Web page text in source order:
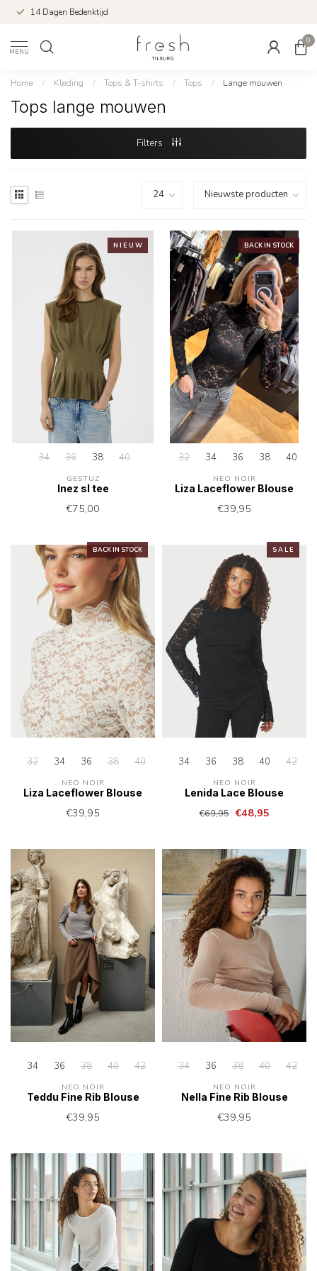
14 Dagen Bedenktijd
MENU
0
Home / Kleding / Tops & T-shirts / Tops / Lange mouwen
Tops lange mouwen
Filters
N I E U W
34 36 38 40
GESTUZ
Inez sl tee
€75,00
BACK IN STOCK
32 34 36 38 40
NEO NOIR
Liza Laceflower Blouse
€39,95
BACK IN STOCK
32 34 36 38 40
NEO NOIR
Liza Laceflower Blouse
€39,95
S A L E
34 36 38 40 42
NEO NOIR
Lenida Lace Blouse
€69,95 €48,95
34 36 38 40 42
NEO NOIR
Teddu Fine Rib Blouse
€39,95
34 36 38 40 42
NEO NOIR
Nella Fine Rib Blouse
€39,95